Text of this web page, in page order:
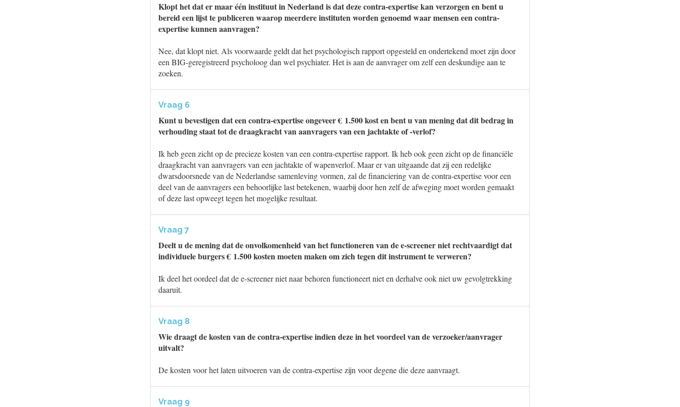
Klopt het dat er maar één instituut in Nederland is dat deze contra-expertise kan verzorgen en bent u
bereid een lijst te publiceren waarop meerdere instituten worden genoemd waar mensen een contra-
expertise kunnen aanvragen?
Nee, dat klopt niet. Als voorwaarde geldt dat het psychologisch rapport opgesteld en ondertekend moet zijn door
een BIG-geregistreerd psycholoog dan wel psychiater. Het is aan de aanvrager om zelf een deskundige aan te
zoeken.
Vraag 6
Kunt u bevestigen dat een contra-expertise ongeveer € 1.500 kost en bent u van mening dat dit bedrag in
verhouding staat tot de draagkracht van aanvragers van een jachtakte of -verlof?
Ik heb geen zicht op de precieze kosten van een contra-expertise rapport. Ik heb ook geen zicht op de financiële
draagkracht van aanvragers van een jachtakte of wapenverlof. Maar er van uitgaande dat zij een redelijke
dwarsdoorsnede van de Nederlandse samenleving vormen, zal de financiering van de contra-expertise voor een
deel van de aanvragers een behoorlijke last betekenen, waarbij door hen zelf de afweging moet worden gemaakt
of deze last opweegt tegen het mogelijke resultaat.
Vraag 7
Deelt u de mening dat de onvolkomenheid van het functioneren van de e-screener niet rechtvaardigt dat
individuele burgers € 1.500 kosten moeten maken om zich tegen dit instrument te verweren?
Ik deel het oordeel dat de e-screener niet naar behoren functioneert niet en derhalve ook niet uw gevolgtrekking
daaruit.
Vraag 8
Wie draagt de kosten van de contra-expertise indien deze in het voordeel van de verzoeker/aanvrager
uitvalt?
De kosten voor het laten uitvoeren van de contra-expertise zijn voor degene die deze aanvraagt.
Vraag 9